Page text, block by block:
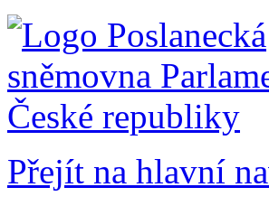
Přejít na hlavní